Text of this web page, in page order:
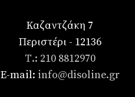
Καζαντζάκη 7
Περιστέρι - 12136
Τ.: 210 8812970
E-mail: info@disoline.gr